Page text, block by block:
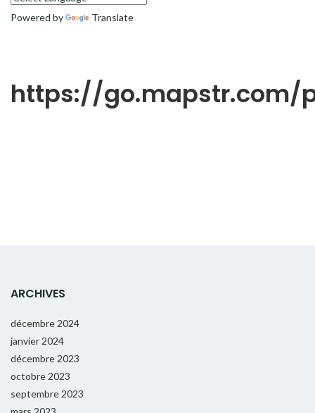
Powered by Translate
https://go.mapstr.com/
ARCHIVES
décembre 2024
janvier 2024
décembre 2023
octobre 2023
septembre 2023